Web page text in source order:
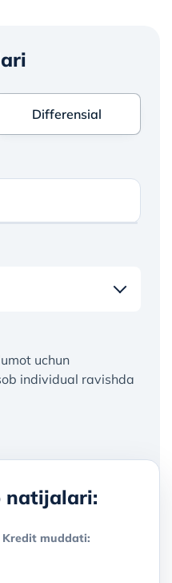
Differensial
Differensial
uchun
individual ravishda
natijalari:
Kredit muddati: